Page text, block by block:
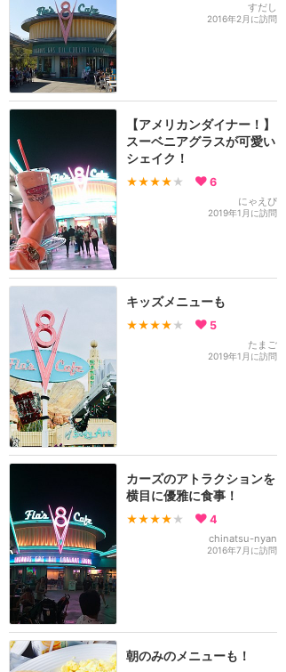
すだし
2016年2月に訪問
【アメリカンダイナー！】
スーベニアグラスが可愛い
シェイク！
★★★★ ★ 6
にゃえぴ
2019年1月に訪問
キッズメニューも
★★★★ ★ 5
たまご
2019年1月に訪問
カーズのアトラクションを
横目に優雅に食事！
★★★★ ★ 4
chinatsu-nyan
2016年7月に訪問
朝のみのメニューも！